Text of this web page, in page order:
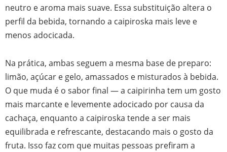
neutro e aroma mais suave. Essa substituição altera o
perfil da bebida, tornando a caipiroska mais leve e
menos adocicada.
Na prática, ambas seguem a mesma base de preparo:
limão, açúcar e gelo, amassados e misturados à bebida.
O que muda é o sabor final — a caipirinha tem um gosto
mais marcante e levemente adocicado por causa da
cachaça, enquanto a caipiroska tende a ser mais
equilibrada e refrescante, destacando mais o gosto da
fruta. Isso faz com que muitas pessoas prefiram a